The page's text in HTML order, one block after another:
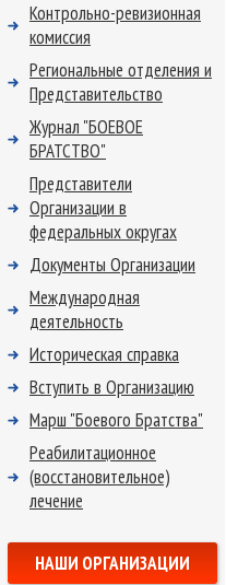
Контрольно-ревизионная
комиссия
Региональные отделения и
Представительство
Журнал "БОЕВОЕ
БРАТСТВО"
Представители
Организации в
федеральных округах
Документы Организации
Международная
деятельность
Историческая справка
Вступить в Организацию
Марш "Боевого Братства"
Реабилитационное
(восстановительное)
лечение
НАШИ ОРГАНИЗАЦИИ